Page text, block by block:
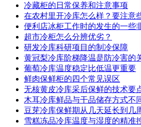
冷藏柜的日常保养和注意事项
在农村里开冷库怎么样？要注意
便利店冰柜工作时的发生的一些
超市冷柜怎么分辨优劣？
研发冷库科研项目的制冷保障
黄冠梨冷库阶梯降温是防冷害的
葡萄冷库温度稳定比低温更重要
鲜肉保鲜柜的四个常见误区
无核黄皮冷库采后保鲜的技术要
木耳冷库鲜品与干品储存方式不
豆芽冷库保鲜期从几天延长到几
雪糕冻品冷库温度与湿度的精准